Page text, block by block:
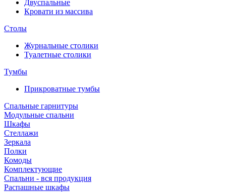
Двуспальные
Кровати из массива
Столы
Журнальные столики
Туалетные столики
Тумбы
Прикроватные тумбы
Спальные гарнитуры
Модульные спальни
Шкафы
Стеллажи
Зеркала
Полки
Комоды
Комплектующие
Спальни - вся продукция
Распашные шкафы